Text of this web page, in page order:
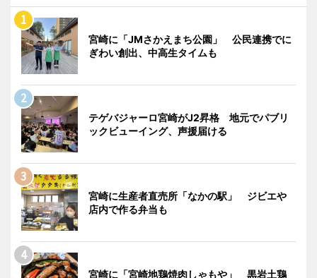
宮崎に「JMさかえまち公園」 公民連携でに
ぎわい創出、中高生タイムも
テゲバジャーロ宮崎がJ2昇格 地元でパブリ
ックビューイング、声援届ける
宮崎に生産者直売所「なかの駅」 ジビエや
店内で作る弁当も
宮崎に「宮崎地鶏焼肉しゃもや」 黒岩土鶏